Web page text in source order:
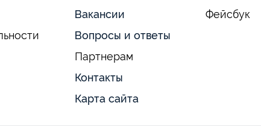
Вакансии
Вопросы и ответы
Партнерам
Контакты
Карта сайта
Фейсбук